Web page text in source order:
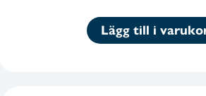
priset
var:
är:
Lägg till i